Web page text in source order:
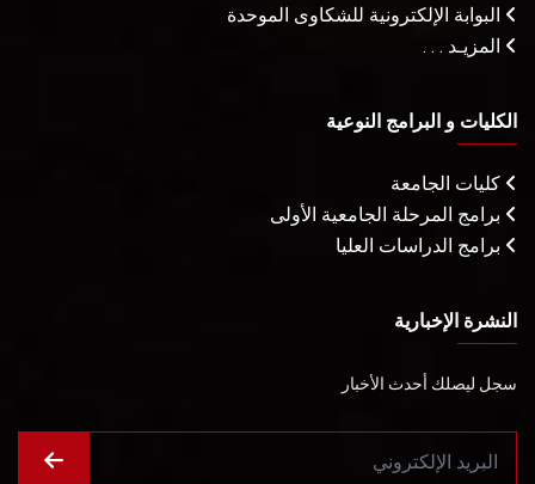
البوابة الإلكترونية للشكاوى الموحدة
المزيـد . . .
الكليات و البرامج النوعية
كليات الجامعة
برامج المرحلة الجامعية الأولى
برامج الدراسات العليا
النشرة الإخبارية
سجل ليصلك أحدث الأخبار